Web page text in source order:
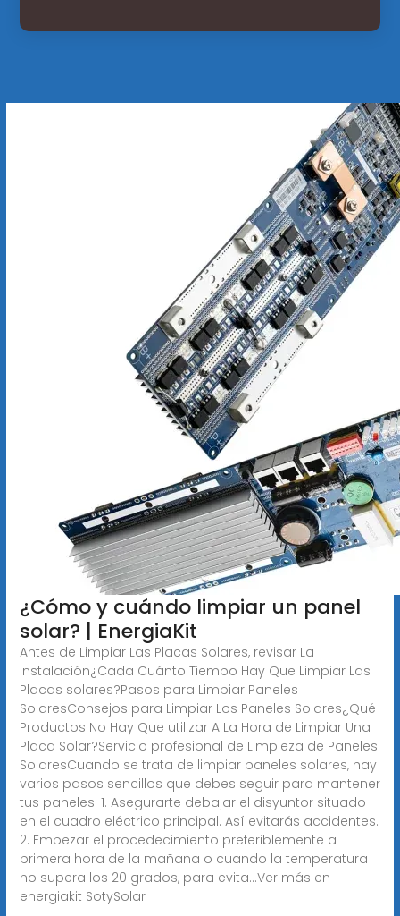
¿Cómo y cuándo limpiar un panel
solar? | EnergiaKit
Antes de Limpiar Las Placas Solares, revisar La
Instalación¿Cada Cuánto Tiempo Hay Que Limpiar Las
Placas solares?Pasos para Limpiar Paneles
SolaresConsejos para Limpiar Los Paneles Solares¿Qué
Productos No Hay Que utilizar A La Hora de Limpiar Una
Placa Solar?Servicio profesional de Limpieza de Paneles
SolaresCuando se trata de limpiar paneles solares, hay
varios pasos sencillos que debes seguir para mantener
tus paneles. 1. Asegurarte debajar el disyuntor situado
en el cuadro eléctrico principal. Así evitarás accidentes.
2. Empezar el procedecimiento preferiblemente a
primera hora de la mañana o cuando la temperatura
no supera los 20 grados, para evita...Ver más en
energiakit SotySolar